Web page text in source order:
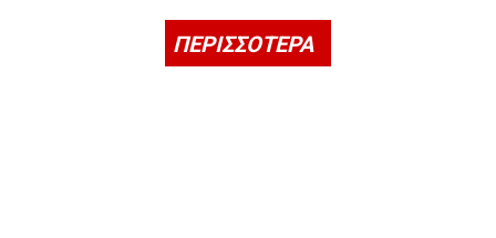
ΠΕΡΙΣΣΟΤΕΡΑ